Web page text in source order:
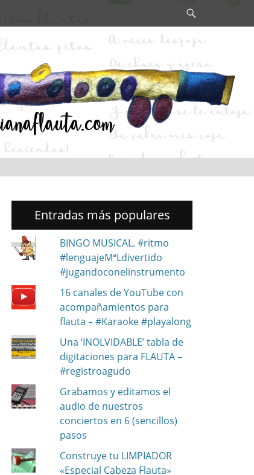
Entradas más populares
BINGO MUSICAL. #ritmo
#lenguajeMªLdivertido
#jugandoconelinstrumento
16 canales de YouTube con
acompañamientos para
flauta – #Karaoke #playalong
Una ‘INOLVIDABLE’ tabla de
digitaciones para FLAUTA –
#registroagudo
Grabamos y editamos el
audio de nuestros
conciertos en 6 (sencillos)
pasos
Construye tu LIMPIADOR
«Especial Cabeza Flauta»